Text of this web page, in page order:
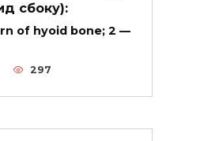
сбоку):
of hyoid bone; 2 —
297